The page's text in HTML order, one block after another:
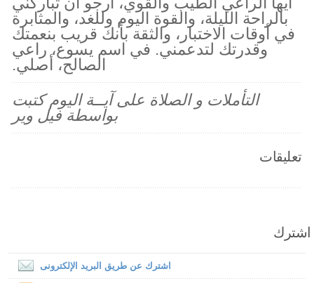
بالراحة الليلة، والقوة اليوم وللغد، والمثابرة
في أوقات الاختبار، والثقة بأنك قريب بنعمتك
وقدرتك لتدعمني. في اسم يسوع، راعي
الصالح، أصلي.
التأملات و الصلاة على آيــة اليوم كتبت
بواسطة فيل وير
تعليقات
اشترك
اشترك عن طريق البريد الإلكترونى